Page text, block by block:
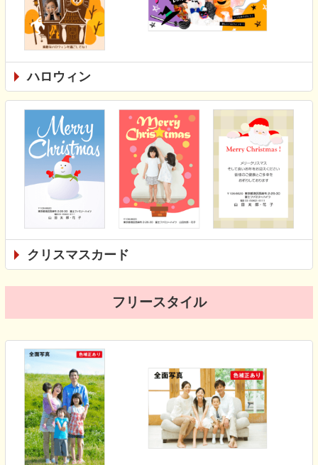
ハロウィン
クリスマスカード
フリースタイル